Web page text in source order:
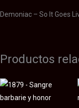
Demoniac – So It Goes
Productos